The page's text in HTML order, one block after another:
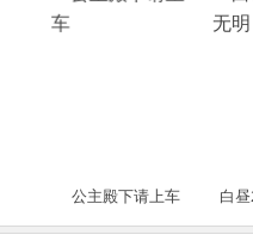
公主殿下请上车 白